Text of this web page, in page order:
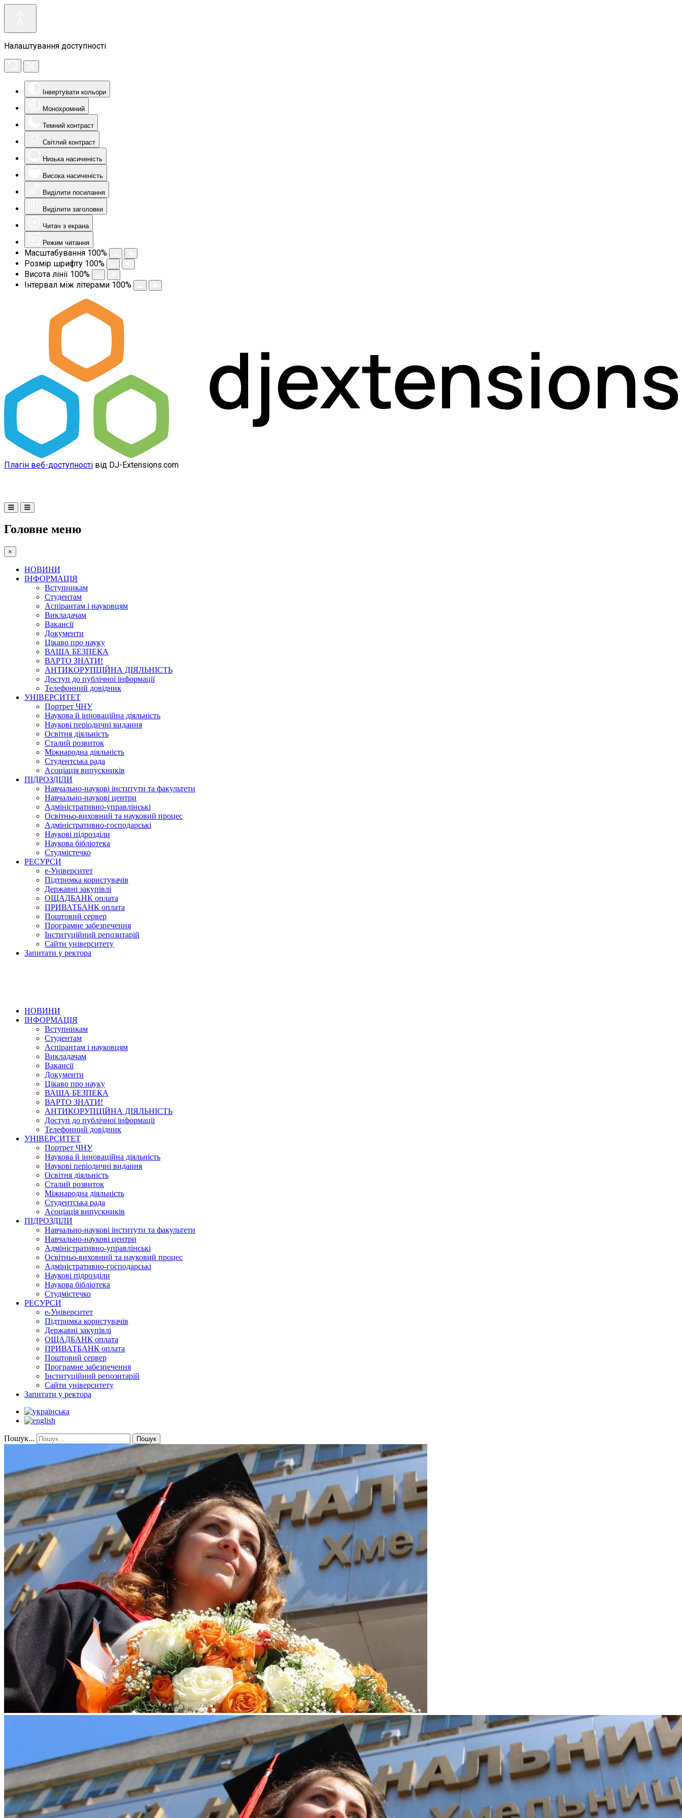
Налаштування доступності
Інвертувати кольори
Монохромний
Темний контраст
Світлий контраст
Низька насиченість
Висока насиченість
Виділити посилання
Виділити заголовки
Читач з екрана
Режим читання
Масштабування 100%
Розмір шрифту 100%
Висота лінії 100%
Інтервал між літерами 100%
Плагін веб-доступності від DJ-Extensions.com
Головне меню
×
НОВИНИ
ІНФОРМАЦІЯ
Вступникам
Студентам
Аспірантам і науковцям
Викладачам
Вакансії
Документи
Цікаво про науку
ВАША БЕЗПЕКА
ВАРТО ЗНАТИ!
АНТИКОРУПЦІЙНА ДІЯЛЬНІСТЬ
Доступ до публічної інформації
Телефонний довідник
УНІВЕРСИТЕТ
Портрет ЧНУ
Наукова й інноваційна діяльність
Наукові періодичні видання
Освітня діяльність
Сталий розвиток
Міжнародна діяльність
Студентська рада
Асоціація випускників
ПІДРОЗДІЛИ
Навчально-наукові інститути та факультети
Навчально-наукові центри
Адміністративно-управлінські
Освітньо-виховний та науковий процес
Адміністративно-господарські
Наукові підрозділи
Наукова бібліотека
Студмістечко
РЕСУРСИ
е-Університет
Підтримка користувачів
Державні закупівлі
ОЩАДБАНК оплата
ПРИВАТБАНК оплата
Поштовий сервер
Програмне забезпечення
Інституційний репозитарій
Сайти університету
Запитати у ректора
НОВИНИ
ІНФОРМАЦІЯ
Вступникам
Студентам
Аспірантам і науковцям
Викладачам
Вакансії
Документи
Цікаво про науку
ВАША БЕЗПЕКА
ВАРТО ЗНАТИ!
АНТИКОРУПЦІЙНА ДІЯЛЬНІСТЬ
Доступ до публічної інформації
Телефонний довідник
УНІВЕРСИТЕТ
Портрет ЧНУ
Наукова й інноваційна діяльність
Наукові періодичні видання
Освітня діяльність
Сталий розвиток
Міжнародна діяльність
Студентська рада
Асоціація випускників
ПІДРОЗДІЛИ
Навчально-наукові інститути та факультети
Навчально-наукові центри
Адміністративно-управлінські
Освітньо-виховний та науковий процес
Адміністративно-господарські
Наукові підрозділи
Наукова бібліотека
Студмістечко
РЕСУРСИ
е-Університет
Підтримка користувачів
Державні закупівлі
ОЩАДБАНК оплата
ПРИВАТБАНК оплата
Поштовий сервер
Програмне забезпечення
Інституційний репозитарій
Сайти університету
Запитати у ректора
Пошук... Пошук